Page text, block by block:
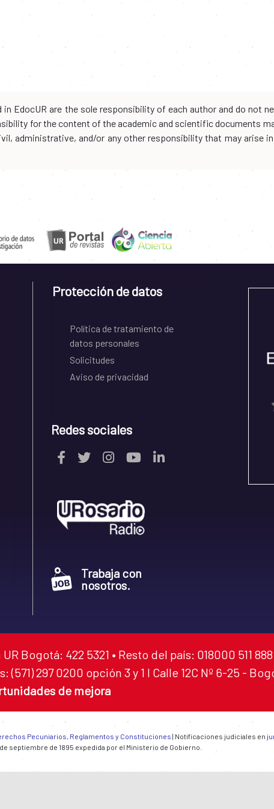
EdocUR are the sole responsibility of each author and do not
for the content of the academic and scientific documents
administrative, and/or any other responsibility that may arise
Protección de datos
Política de tratamiento de
datos personales
Solicitudes
Aviso de privacidad
Redes sociales
Trabaja con
nosotros.
Bogotá: 422 5321 • Resto del país: 018000 511 888
297 0200 opción 3 y 1 I Calle 12C Nº 6-25 -
de mejora
Pecuniarios, Reglamentos y Constituciones | Notificaciones judiciales en
septiembre de 1895 expedida por el Ministerio de Gobierno.